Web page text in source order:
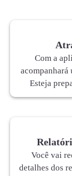
Com a
acompanhará
Esteja
Você vai
detalhes dos